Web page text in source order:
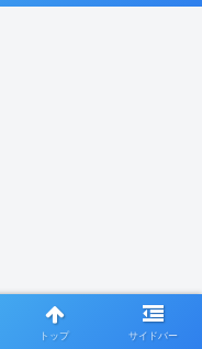
トップ サイドバー